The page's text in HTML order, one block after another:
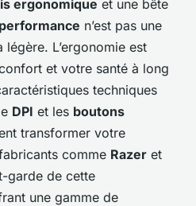
ergonomique et une bête
performance n’est pas une
L’ergonomie est
et votre santé à long
techniques
DPI et les boutons
transformer votre
comme Razer et
garde de cette
une gamme de